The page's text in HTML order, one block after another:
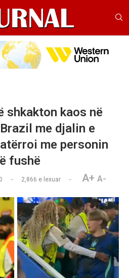
shkakton kaos në
me djalin e
me personin
fushë
2,866 e lexuar A+ A-